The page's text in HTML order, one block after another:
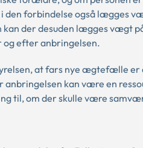
den forbindelse også lægges
der desuden lægges vægt
og efter anbringelsen.
at fars nye ægtefælle
anbringelsen kan være en
til, om der skulle være